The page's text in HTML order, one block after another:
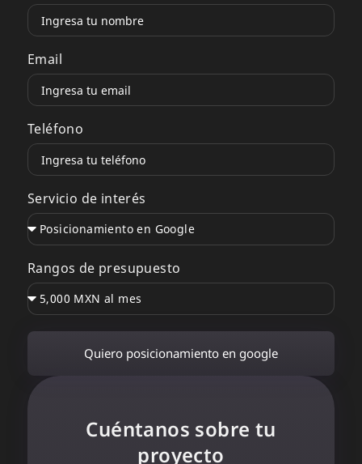
Cuéntanos sobre tu
proyecto
Email
Teléfono
Servicio de interés
Rangos de presupuesto
Quiero posicionamiento en google